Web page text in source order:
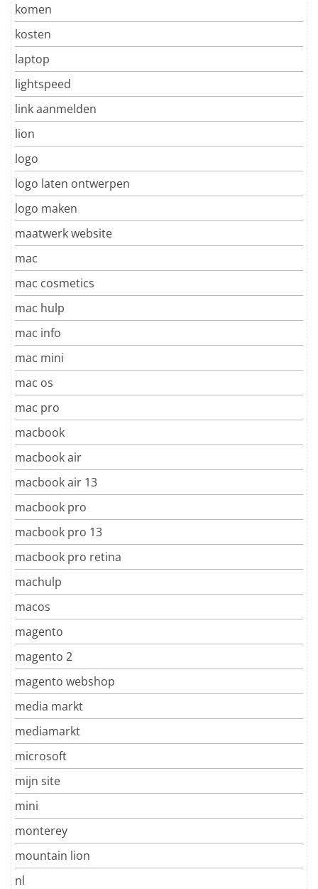
komen
kosten
laptop
lightspeed
link aanmelden
lion
logo
logo laten ontwerpen
logo maken
maatwerk website
mac
mac cosmetics
mac hulp
mac info
mac mini
mac os
mac pro
macbook
macbook air
macbook air 13
macbook pro
macbook pro 13
macbook pro retina
machulp
macos
magento
magento 2
magento webshop
media markt
mediamarkt
microsoft
mijn site
mini
monterey
mountain lion
nl